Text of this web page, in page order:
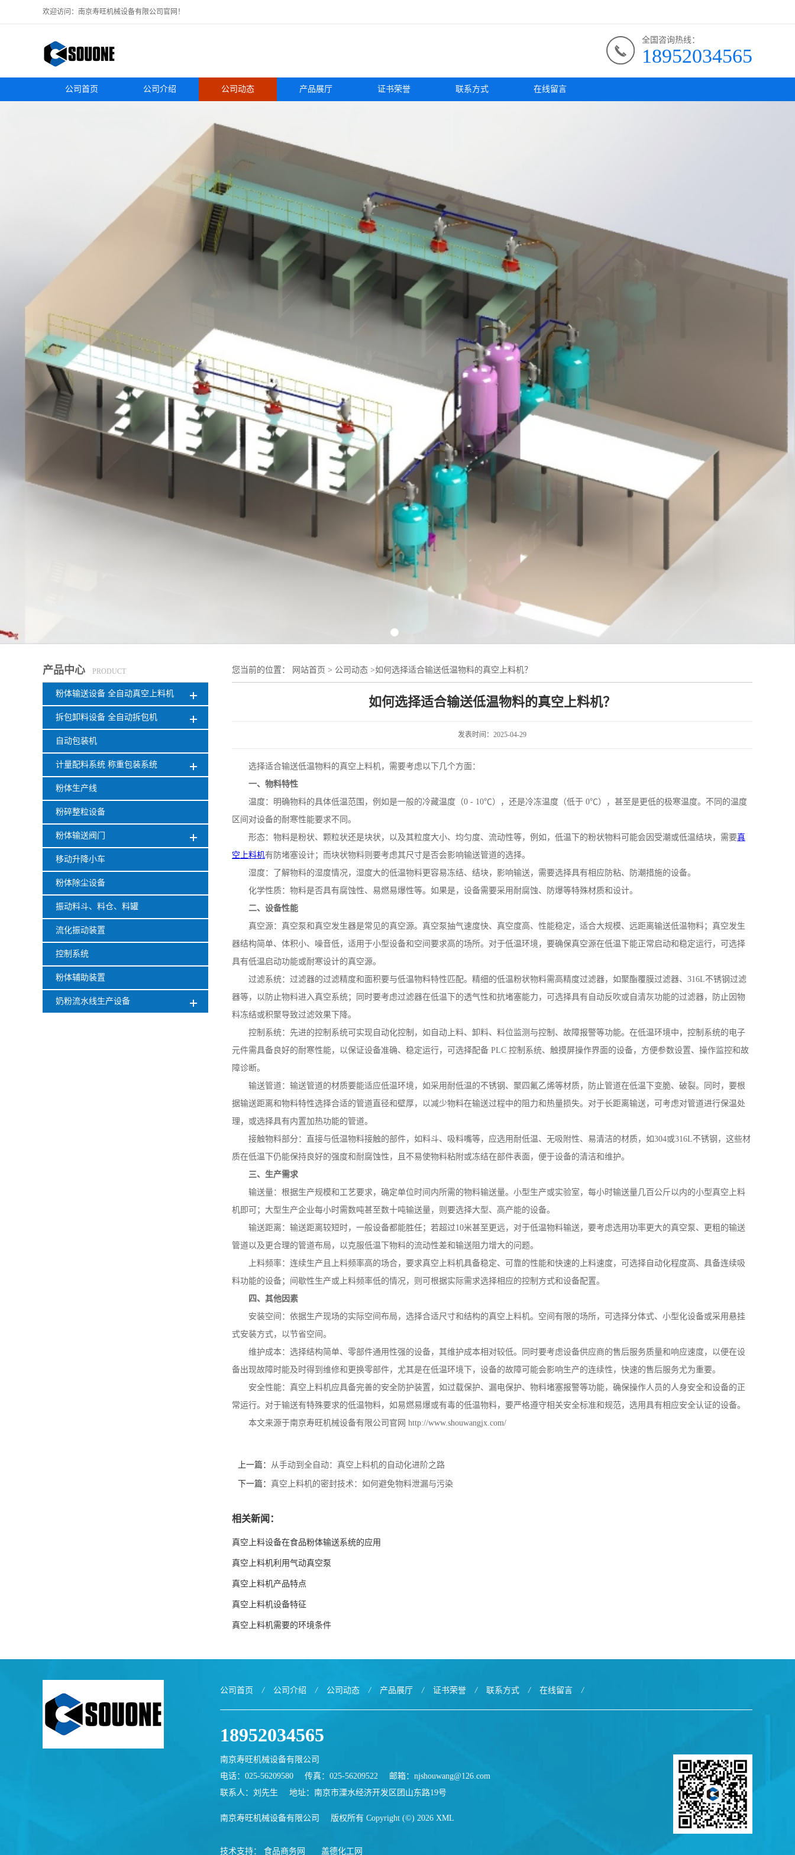
欢迎访问：南京寿旺机械设备有限公司官网！
全国咨询热线：
18952034565
公司首页 公司介绍 公司动态 产品展厅 证书荣誉 联系方式 在线留言
产品中心 PRODUCT
粉体输送设备 全自动真空上料机
拆包卸料设备 全自动拆包机
自动包装机
计量配料系统 称重包装系统
粉体生产线
粉碎整粒设备
粉体输送阀门
移动升降小车
粉体除尘设备
振动料斗、料仓、料罐
流化振动装置
控制系统
粉体辅助装置
奶粉流水线生产设备
您当前的位置： 网站首页 > 公司动态 >如何选择适合输送低温物料的真空上料机？
如何选择适合输送低温物料的真空上料机？
发表时间：2025-04-29
选择适合输送低温物料的真空上料机，需要考虑以下几个方面：
一、物料特性
温度：明确物料的具体低温范围，例如是一般的冷藏温度（0 - 10℃），还是冷冻温度（低于 0℃），甚至是更低的极寒温度。不同的温度
区间对设备的耐寒性能要求不同。
形态：物料是粉状、颗粒状还是块状，以及其粒度大小、均匀度、流动性等，例如，低温下的粉状物料可能会因受潮或低温结块，需要真
空上料机有防堵塞设计；而块状物料则要考虑其尺寸是否会影响输送管道的选择。
湿度：了解物料的湿度情况，湿度大的低温物料更容易冻结、结块，影响输送，需要选择具有相应防粘、防潮措施的设备。
化学性质：物料是否具有腐蚀性、易燃易爆性等。如果是，设备需要采用耐腐蚀、防爆等特殊材质和设计。
二、设备性能
真空源：真空泵和真空发生器是常见的真空源。真空泵抽气速度快、真空度高、性能稳定，适合大规模、远距离输送低温物料；真空发生
器结构简单、体积小、噪音低，适用于小型设备和空间要求高的场所。对于低温环境，要确保真空源在低温下能正常启动和稳定运行，可选择
具有低温启动功能或耐寒设计的真空源。
过滤系统：过滤器的过滤精度和面积要与低温物料特性匹配。精细的低温粉状物料需高精度过滤器，如聚酯覆膜过滤器、 316L不锈钢过滤
器等，以防止物料进入真空系统；同时要考虑过滤器在低温下的透气性和抗堵塞能力，可选择具有自动反吹或自清灰功能的过滤器，防止因物
料冻结或积聚导致过滤效果下降。
控制系统：先进的控制系统可实现自动化控制，如自动上料、卸料、料位监测与控制、故障报警等功能。在低温环境中，控制系统的电子
元件需具备良好的耐寒性能，以保证设备准确、稳定运行，可选择配备 PLC 控制系统、触摸屏操作界面的设备，方便参数设置、操作监控和故
障诊断。
输送管道：输送管道的材质要能适应低温环境，如采用耐低温的不锈钢、聚四氟乙烯等材质，防止管道在低温下变脆、破裂。同时，要根
据输送距离和物料特性选择合适的管道直径和壁厚，以减少物料在输送过程中的阻力和热量损失。对于长距离输送，可考虑对管道进行保温处
理，或选择具有内置加热功能的管道。
接触物料部分：直接与低温物料接触的部件，如料斗、吸料嘴等，应选用耐低温、无吸附性、易清洁的材质，如304或316L不锈钢，这些材
质在低温下仍能保持良好的强度和耐腐蚀性，且不易使物料粘附或冻结在部件表面，便于设备的清洁和维护。
三、生产需求
输送量：根据生产规模和工艺要求，确定单位时间内所需的物料输送量。小型生产或实验室，每小时输送量几百公斤以内的小型真空上料
机即可；大型生产企业每小时需数吨甚至数十吨输送量，则要选择大型、高产能的设备。
输送距离：输送距离较短时，一般设备都能胜任；若超过10米甚至更远，对于低温物料输送，要考虑选用功率更大的真空泵、更粗的输送
管道以及更合理的管道布局，以克服低温下物料的流动性差和输送阻力增大的问题。
上料频率：连续生产且上料频率高的场合，要求真空上料机具备稳定、可靠的性能和快速的上料速度，可选择自动化程度高、具备连续吸
料功能的设备；间歇性生产或上料频率低的情况，则可根据实际需求选择相应的控制方式和设备配置。
四、其他因素
安装空间：依据生产现场的实际空间布局，选择合适尺寸和结构的真空上料机。空间有限的场所，可选择分体式、小型化设备或采用悬挂
式安装方式，以节省空间。
维护成本：选择结构简单、零部件通用性强的设备，其维护成本相对较低。同时要考虑设备供应商的售后服务质量和响应速度，以便在设
备出现故障时能及时得到维修和更换零部件，尤其是在低温环境下，设备的故障可能会影响生产的连续性，快速的售后服务尤为重要。
安全性能：真空上料机应具备完善的安全防护装置，如过载保护、漏电保护、物料堵塞报警等功能，确保操作人员的人身安全和设备的正
常运行。对于输送有特殊要求的低温物料，如易燃易爆或有毒的低温物料，要严格遵守相关安全标准和规范，选用具有相应安全认证的设备。
本文来源于南京寿旺机械设备有限公司官网 http://www.shouwangjx.com/
上一篇： 从手动到全自动：真空上料机的自动化进阶之路
下一篇： 真空上料机的密封技术：如何避免物料泄漏与污染
相关新闻：
真空上料设备在食品粉体输送系统的应用
真空上料机利用气动真空泵
真空上料机产品特点
真空上料机设备特征
真空上料机需要的环境条件
公司首页 / 公司介绍 / 公司动态 / 产品展厅 / 证书荣誉 / 联系方式 / 在线留言 /
18952034565
南京寿旺机械设备有限公司
电话：025-56209580
传真：025-56209522 邮箱： njshouwang@126.com
联系人：刘先生
地址：南京市溧水经济开发区团山东路19号
南京寿旺机械设备有限公司 版权所有 Copyright (©) 2026 XML
技术支持： 食品商务网 盖德化工网